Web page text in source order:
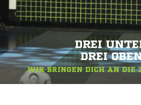
DREI
DREI
WIR BRINGEN DICH AN DIE